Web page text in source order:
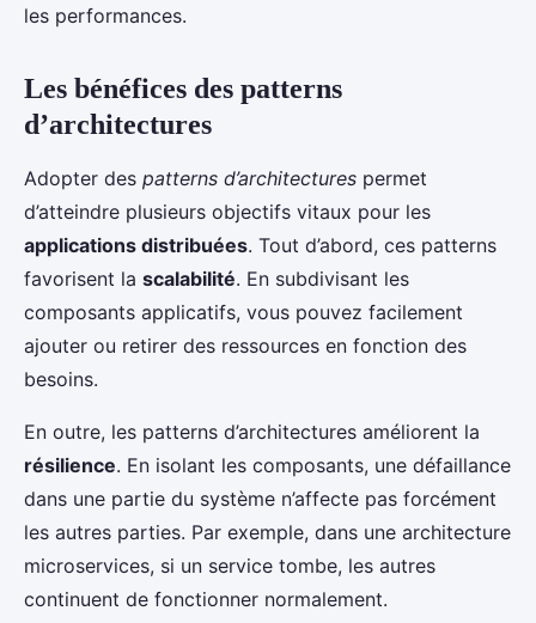
les performances.
Les bénéfices des patterns
d’architectures
Adopter des patterns d’architectures permet
d’atteindre plusieurs objectifs vitaux pour les
applications distribuées. Tout d’abord, ces patterns
favorisent la scalabilité. En subdivisant les
composants applicatifs, vous pouvez facilement
ajouter ou retirer des ressources en fonction des
besoins.
En outre, les patterns d’architectures améliorent la
résilience. En isolant les composants, une défaillance
dans une partie du système n’affecte pas forcément
les autres parties. Par exemple, dans une architecture
microservices, si un service tombe, les autres
continuent de fonctionner normalement.